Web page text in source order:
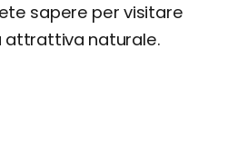
sapere per visitare
attrattiva naturale.